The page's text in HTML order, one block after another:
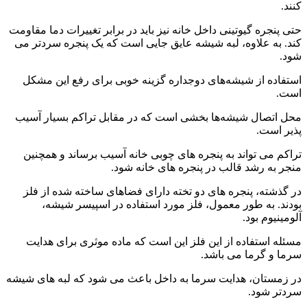
کنند.
حتی پنجره گیوتینی داخل خانه نیز باید در برابر تغییرات دما مقاومت
کند. به علاوه، لبه شیشه عایق جایی است که یک پنجره سردتر می
شود.
استفاده از شیشه‌های دوجداره گزینه خوبی برای رفع این مشکل
است.
محل اتصال شیشه‌ها بخشی است که در مقابل تراکم بسیار آسیب
پذیر است.
تراکم می تواند به پنجره های چوبی خانه آسیب برساند و همچنین
منجر به رشد قالب در پنجره های خانه شود.
در گذشته، پنجره های دو تخته دارای فضاهای ساخته شده از فلز
بودند. به طور معمول، فلز مورد استفاده در اسپیسر شیشه،
آلومینیوم بود.
مسئله استفاده از این فلز این است که ماده موثری برای هدایت
سرما و گرما می باشد.
در زمستان، هدایت سرما به داخل باعث می شود که لبه های شیشه
سردتر شود.